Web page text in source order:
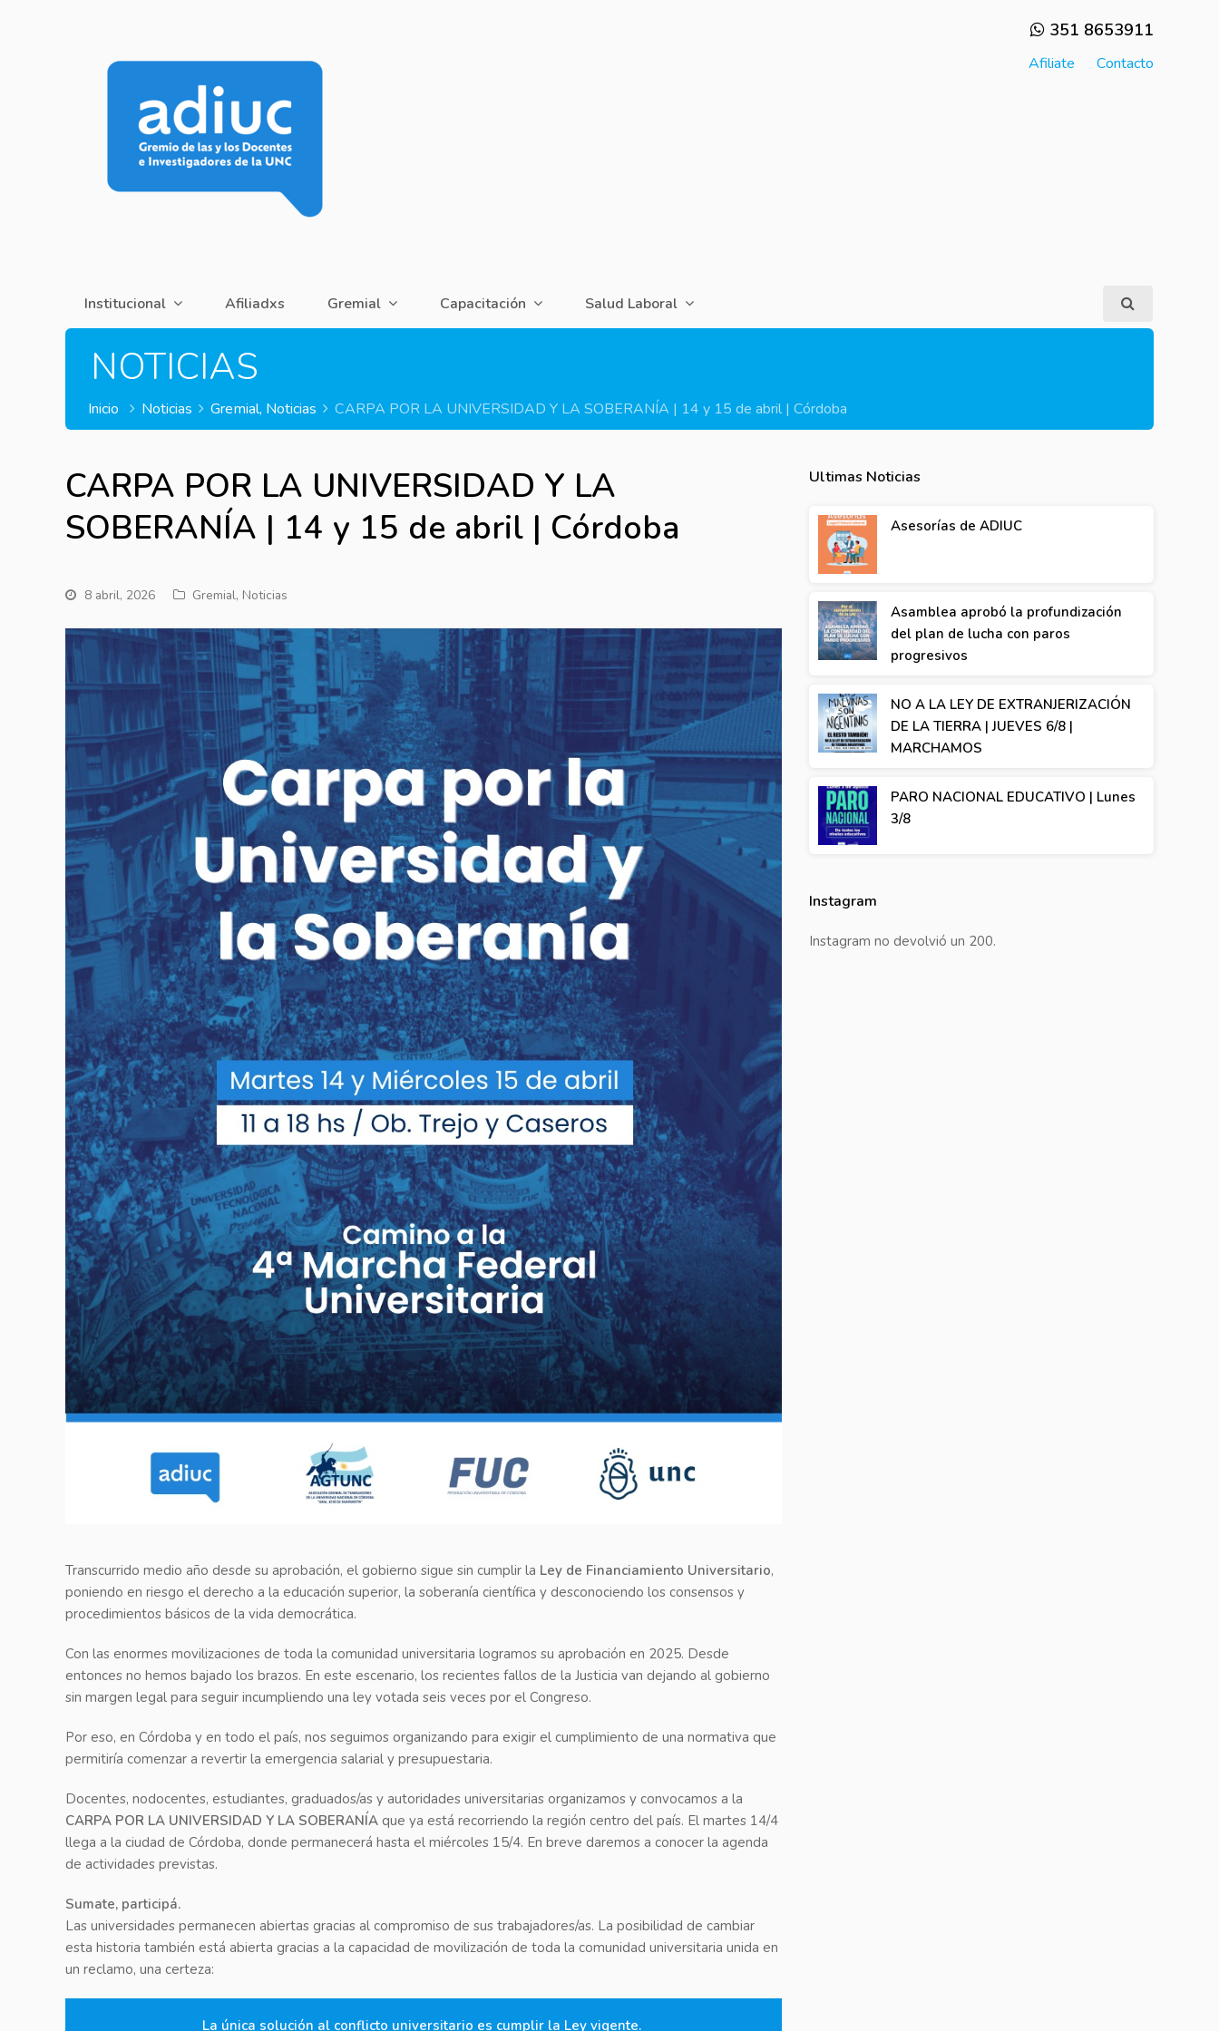
351 8653911
Afiliate Contacto
Institucional Afiliadxs Gremial Capacitación Salud Laboral
NOTICIAS
Inicio Noticias Gremial, Noticias CARPA POR LA UNIVERSIDAD Y LA SOBERANÍA | 14 y 15 de abril | Córdoba
CARPA POR LA UNIVERSIDAD Y LA
SOBERANÍA | 14 y 15 de abril | Córdoba
8 abril, 2026 Gremial, Noticias
Transcurrido medio año desde su aprobación, el gobierno sigue sin cumplir la Ley de Financiamiento Universitario,
poniendo en riesgo el derecho a la educación superior, la soberanía científica y desconociendo los consensos y
procedimientos básicos de la vida democrática.
Con las enormes movilizaciones de toda la comunidad universitaria logramos su aprobación en 2025. Desde
entonces no hemos bajado los brazos. En este escenario, los recientes fallos de la Justicia van dejando al gobierno
sin margen legal para seguir incumpliendo una ley votada seis veces por el Congreso.
Por eso, en Córdoba y en todo el país, nos seguimos organizando para exigir el cumplimiento de una normativa que
permitiría comenzar a revertir la emergencia salarial y presupuestaria.
Docentes, nodocentes, estudiantes, graduados/as y autoridades universitarias organizamos y convocamos a la
CARPA POR LA UNIVERSIDAD Y LA SOBERANÍA que ya está recorriendo la región centro del país. El martes 14/4
llega a la ciudad de Córdoba, donde permanecerá hasta el miércoles 15/4. En breve daremos a conocer la agenda
de actividades previstas.
Sumate, participá.
Las universidades permanecen abiertas gracias al compromiso de sus trabajadores/as. La posibilidad de cambiar
esta historia también está abierta gracias a la capacidad de movilización de toda la comunidad universitaria unida en
un reclamo, una certeza:
La única solución al conflicto universitario es cumplir la Ley vigente.
Ultimas Noticias
Asesorías de ADIUC
Asamblea aprobó la profundización
del plan de lucha con paros
progresivos
NO A LA LEY DE EXTRANJERIZACIÓN
DE LA TIERRA | JUEVES 6/8 |
MARCHAMOS
PARO NACIONAL EDUCATIVO | Lunes
3/8
Instagram
Instagram no devolvió un 200.